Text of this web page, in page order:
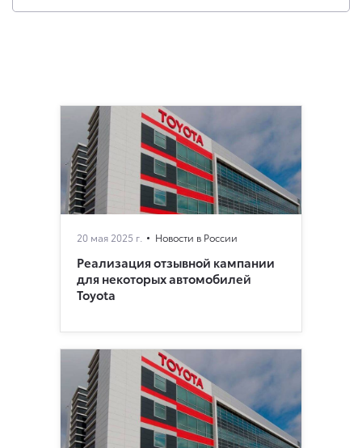
20 мая 2025 г. Новости в России
Реализация отзывной кампании
для некоторых автомобилей
Toyota